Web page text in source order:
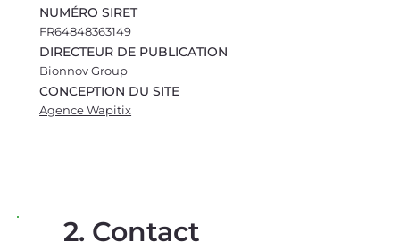
2. Contact
NUMÉRO SIRET
FR64848363149
DIRECTEUR DE PUBLICATION
Bionnov Group
CONCEPTION DU SITE
Agence Wapitix